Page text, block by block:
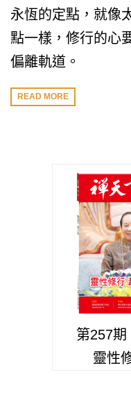
永恆的定點，就像
點一樣，修行的心
偏離軌道。
READ MORE
第257期
靈性